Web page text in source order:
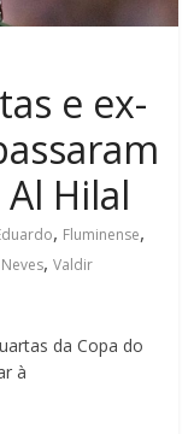
e ex-
Hilal
, Fluminense,
,Valdir
da Copa do
à